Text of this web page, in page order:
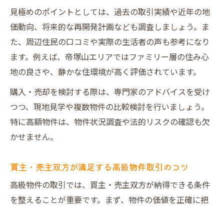
見極めのポイントとしては、過去の取引実績や近年の地
価動向、将来的な再開発計画なども調査しましょう。ま
た、周辺住民の口コミや実際の生活者の声も参考になり
ます。例えば、帝塚山エリアではファミリー層の住み心
地の良さや、静かな住環境が高く評価されています。
購入・売却を検討する際は、専門家のアドバイスを受け
つつ、現地見学や複数物件の比較検討を行いましょう。
特に高額物件は、物件状況調査や法的リスクの確認も欠
かせません。
買主・売主双方が満足する高級物件取引のコツ
高級物件の取引では、買主・売主双方が納得できる条件
を整えることが重要です。まず、物件の価値を正確に把